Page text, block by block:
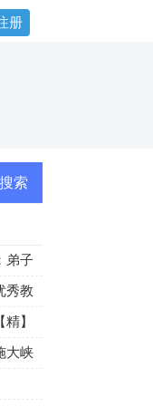
册
弟子
秀教
】
大峡